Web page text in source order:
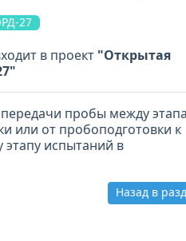
27
в проект "Открытая
пробы между
или от пробоподготовки к
этапу испытаний в
Назад в